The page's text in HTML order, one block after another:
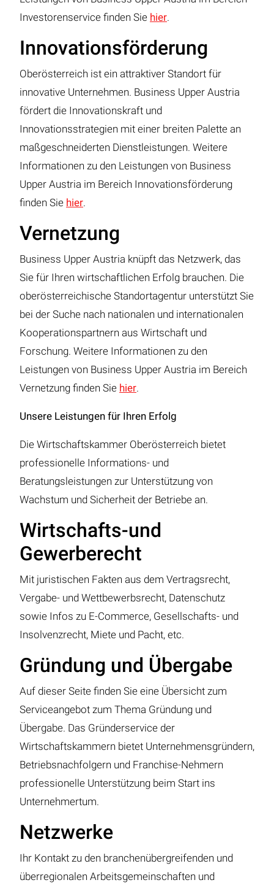
Investorenservice finden Sie hier.
Innovationsförderung
Oberösterreich ist ein attraktiver Standort für
innovative Unternehmen. Business Upper Austria
fördert die Innovationskraft und
Innovationsstrategien mit einer breiten Palette an
maßgeschneiderten Dienstleistungen. Weitere
Informationen zu den Leistungen von Business
Upper Austria im Bereich Innovationsförderung
finden Sie hier.
Vernetzung
Business Upper Austria knüpft das Netzwerk, das
Sie für Ihren wirtschaftlichen Erfolg brauchen. Die
oberösterreichische Standortagentur unterstützt Sie
bei der Suche nach nationalen und internationalen
Kooperationspartnern aus Wirtschaft und
Forschung. Weitere Informationen zu den
Leistungen von Business Upper Austria im Bereich
Vernetzung finden Sie hier.
Unsere Leistungen für Ihren Erfolg
Die Wirtschaftskammer Oberösterreich bietet
professionelle Informations- und
Beratungsleistungen zur Unterstützung von
Wachstum und Sicherheit der Betriebe an.
Wirtschafts-und
Gewerberecht
Mit juristischen Fakten aus dem Vertragsrecht,
Vergabe- und Wettbewerbsrecht, Datenschutz
sowie Infos zu E-Commerce, Gesellschafts- und
Insolvenzrecht, Miete und Pacht, etc.
Gründung und Übergabe
Auf dieser Seite finden Sie eine Übersicht zum
Serviceangebot zum Thema Gründung und
Übergabe. Das Gründerservice der
Wirtschaftskammern bietet Unternehmensgründern,
Betriebsnachfolgern und Franchise-Nehmern
professionelle Unterstützung beim Start ins
Unternehmertum.
Netzwerke
Ihr Kontakt zu den branchenübergreifenden und
überregionalen Arbeitsgemeinschaften und